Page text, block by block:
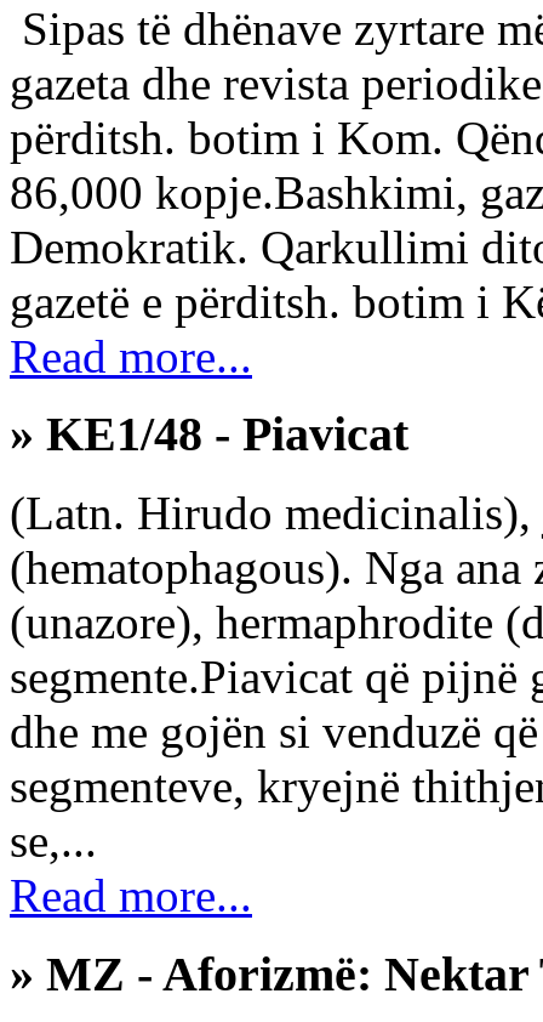
Sipas të dhënave zyrtare
gazeta dhe revista
përditsh. botim i Kom.
86,000 kopje.Bashkimi,
Demokratik. Qarkullimi
gazetë e përditsh. botim i
Read more...
» KE1/48 - Piavicat
(Latn. Hirudo medicinalis),
(hematophagous). Nga
(unazore), hermaphrodite
segmente.Piavicat që pijnë
dhe me gojën si venduzë
segmenteve, kryejnë
se,...
Read more...
» MZ - Aforizmë: Nektar